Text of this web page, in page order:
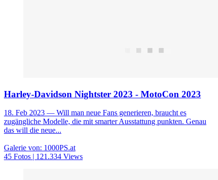
Harley-Davidson Nightster 2023 - MotoCon 2023
18. Feb 2023 — Will man neue Fans generieren, braucht es
zugängliche Modelle, die mit smarter Ausstattung punkten. Genau
das will die neue...
Galerie von: 1000PS.at
45 Fotos | 121.334 Views